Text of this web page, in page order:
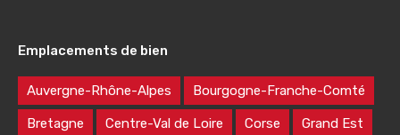
Emplacements de bien
Auvergne-Rhône-Alpes Bourgogne-Franche-Comté
Bretagne Centre-Val de Loire Corse Grand Est